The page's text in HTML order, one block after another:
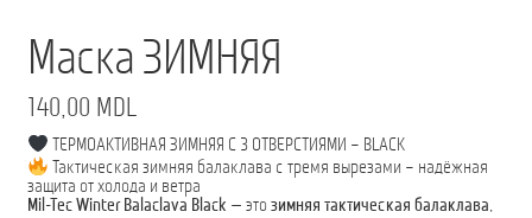
Маска ЗИМНЯЯ
140,00 MDL
ТЕРМОАКТИВНАЯ ЗИМНЯЯ С 3 ОТВЕРСТИЯМИ – BLACK
Тактическая зимняя балаклава с тремя вырезами – надёжная
защита от холода и ветра
Mil-Tec Winter Balaclava Black — это зимняя тактическая балаклава,